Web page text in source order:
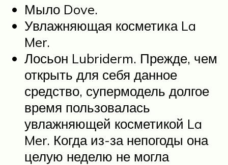
Мыло Dove.
Увлажняющая косметика La
Mer.
Лосьон Lubriderm. Прежде, чем
открыть для себя данное
средство, супермодель долгое
время пользовалась
увлажняющей косметикой La
Mer. Когда из-за непогоды она
целую неделю не могла